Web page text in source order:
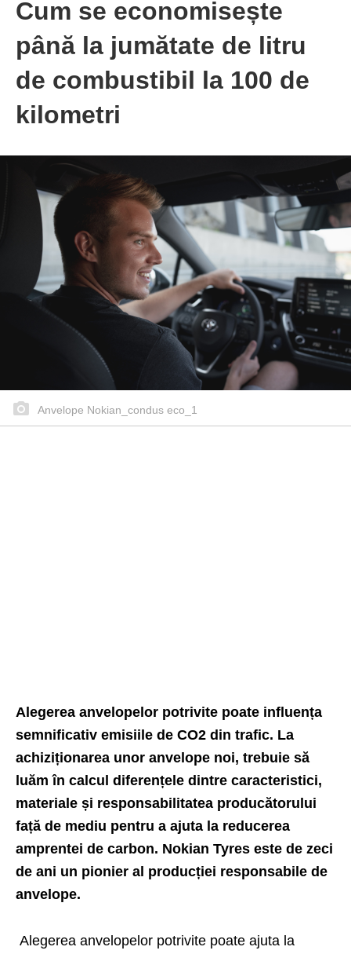
Cum se economisește
până la jumătate de litru
de combustibil la 100 de
kilometri
Anvelope Nokian_condus eco_1
Alegerea anvelopelor potrivite poate influența
semnificativ emisiile de CO2 din trafic. La
achiziționarea unor anvelope noi, trebuie să
luăm în calcul diferențele dintre caracteristici,
materiale și responsabilitatea producătorului
față de mediu pentru a ajuta la reducerea
amprentei de carbon. Nokian Tyres este de zeci
de ani un pionier al producției responsabile de
anvelope.
Alegerea anvelopelor potrivite poate ajuta la